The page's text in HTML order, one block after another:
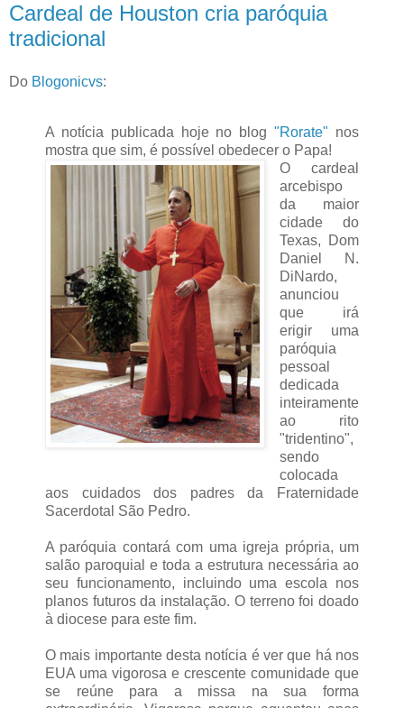
Cardeal de Houston cria paróquia
tradicional
Do Blogonicvs:
A notícia publicada hoje no blog"Rorate" nos
mostra que sim, é possível obedecer o Papa!
O cardeal
arcebispo
da maior
cidade do
Texas, Dom
Daniel N.
DiNardo,
anunciou
que irá
erigir uma
paróquia
pessoal
dedicada
inteiramente
ao rito
"tridentino",
sendo
colocada
aos cuidados dos padres da Fraternidade
Sacerdotal São Pedro.
A paróquia contará com uma igreja própria, um
salão paroquial e toda a estrutura necessária ao
seu funcionamento, incluindo uma escola nos
planos futuros da instalação. O terreno foi doado
à diocese para este fim.
O mais importante desta notícia é ver que há nos
EUA uma vigorosa e crescente comunidade que
se reúne para a missa na sua forma